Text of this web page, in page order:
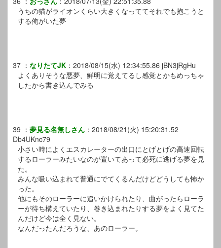
うちの猫がライオンくらい大きくなっててそれでも抱こうと
する俺がいた夢
37 ： なりたてJK ： 2018/08/15(水) 12:34:55.86 jBN3jRgHu
よくありそうな悪夢、鮮明に覚えてるし感覚とかもめっちゃ
したから書き込んでみる
39 ： 夢見る名無しさん ： 2018/08/21(火) 15:20:31.52
Db4UKnc79
小さい時によくエスカレーターの出口にとげとげの高速回転
するローラーみたいなのが置いてあって必死に逃げる夢を見
た。
みんな吸い込まれて普通にでてくるんだけどどうしても怖か
った。
他にもそのローラーに追いかけられたり、曲がったらローラ
ーが待ち構えていたり、巻き込まれたりする夢をよく見てた
んだけど今は全く見ない。
なんだったんだろうな、あのローラー。